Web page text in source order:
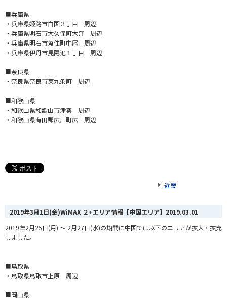
■兵庫県
・兵庫県姫路市白国３丁目 周辺
・兵庫県明石市大久保町大窪 周辺
・兵庫県明石市魚住町中尾 周辺
・兵庫県伊丹市昆陽池１丁目 周辺
■奈良県
・奈良県奈良市東九条町 周辺
■和歌山県
・和歌山県和歌山市津秦 周辺
・和歌山県有田郡広川町広 周辺
近畿
2019年3月1日(金)WiMAX ２+エリア情報【中国エリア】 2019.03.01
2019年2月25日(月) ～ 2月27日(水)の期間に中国では以下のエリアが拡大・拡充
しました。
■鳥取県
・鳥取県鳥取市上原 周辺
■岡山県